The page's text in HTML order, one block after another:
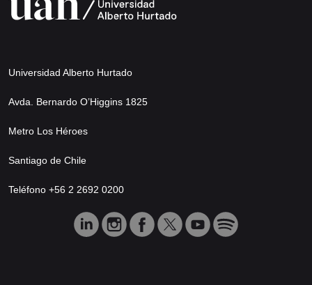
Universidad Alberto Hurtado
Avda. Bernardo O’Higgins 1825
Metro Los Héroes
Santiago de Chile
Teléfono +56 2 2692 0200